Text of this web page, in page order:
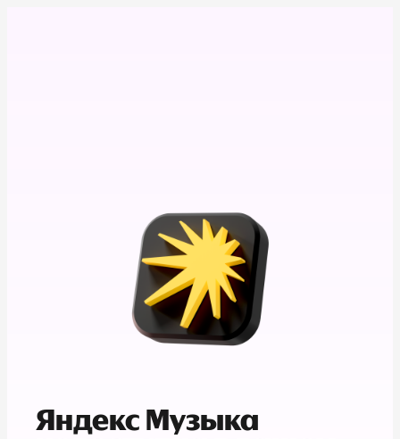
Яндекс Музыка